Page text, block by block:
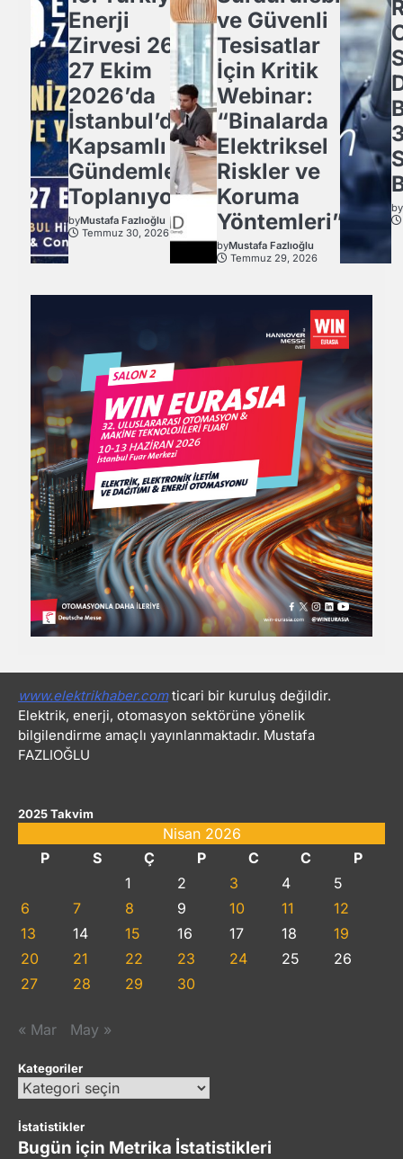
Enerji
Zirvesi 26-
27 Ekim
2026’da
İstanbul’da
Kapsamlı
Gündemle
Toplanıyor.
byMustafa Fazlıoğlu
Temmuz 30, 2026
ve Güvenli
Tesisatlar
İçin Kritik
Webinar:
“Binalarda
Elektriksel
Riskler ve
Koruma
Yöntemleri”
byMustafa Fazlıoğlu
Temmuz 29, 2026
by
www.elektrikhaber.comticari bir kuruluş değildir.
Elektrik, enerji, otomasyon sektörüne yönelik
bilgilendirme amaçlı yayınlanmaktadır. Mustafa
FAZLIOĞLU
2025 Takvim
Nisan 2026
P
S Ç P C C
P
1
2 3 4
5
6
7 8 9 10 11
12
13
14 15 16 17 18
19
20
21 22 23 24 25
26
27
28 29 30
« Mar May »
Kategoriler
Kategoriler
İstatistikler
Bugün için Metrika İstatistikleri